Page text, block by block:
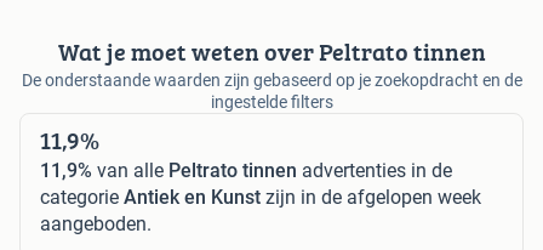
Wat je moet weten over Peltrato tinnen
De onderstaande waarden zijn gebaseerd op je zoekopdracht en de
ingestelde filters
11,9%
11,9% van alle Peltrato tinnen advertenties in de
categorie Antiek en Kunst zijn in de afgelopen week
aangeboden.